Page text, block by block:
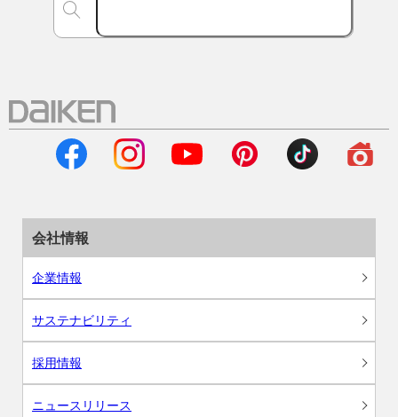
会社情報
企業情報
サステナビリティ
採用情報
ニュースリリース